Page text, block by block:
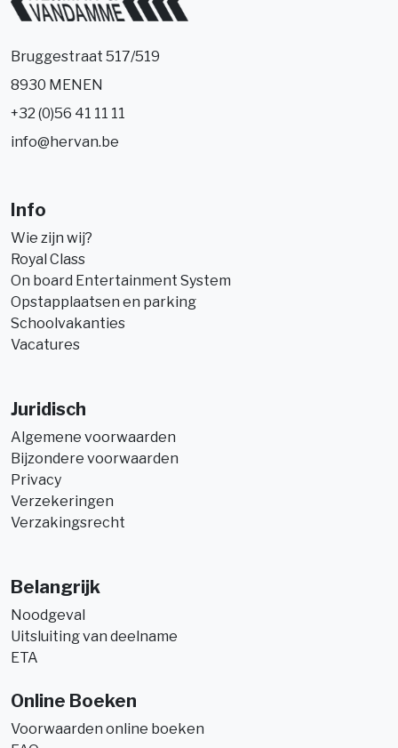
Bruggestraat 517/519
8930 MENEN
+32 (0)56 41 11 11
info@hervan.be
Info
Wie zijn wij?
Royal Class
On board Entertainment System
Opstapplaatsen en parking
Schoolvakanties
Vacatures
Juridisch
Algemene voorwaarden
Bijzondere voorwaarden
Privacy
Verzekeringen
Verzakingsrecht
Belangrijk
Noodgeval
Uitsluiting van deelname
ETA
Online Boeken
Voorwaarden online boeken